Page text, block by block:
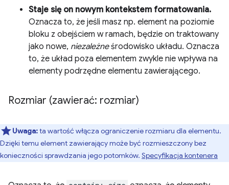
Staje się on nowym kontekstem formatowania.
Oznacza to, że jeśli masz np. element na poziomie
bloku z obejściem w ramach, będzie on traktowany
jako nowe, niezależneśrodowisko układu. Oznacza
to, że układ poza elementem zwykle nie wpływa na
elementy podrzędne elementu zawierającego.
Rozmiar (zawierać: rozmiar)
Uwaga:ta wartość włącza ograniczenie rozmiaru dla elementu.
Dzięki temu element zawierający może być rozmieszczony bez
konieczności sprawdzania jego potomków. Specyfikacja kontenera